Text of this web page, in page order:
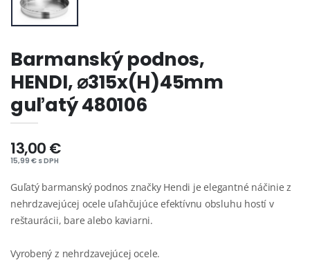
Barmanský podnos,
HENDI, ⌀315x(H)45mm
guľatý 480106
13,00 €
15,99 € s DPH
Guľatý barmanský podnos značky Hendi je elegantné náčinie z
nehrdzavejúcej ocele uľahčujúce efektívnu obsluhu hostí v
reštaurácii, bare alebo kaviarni.
Vyrobený z nehrdzavejúcej ocele.